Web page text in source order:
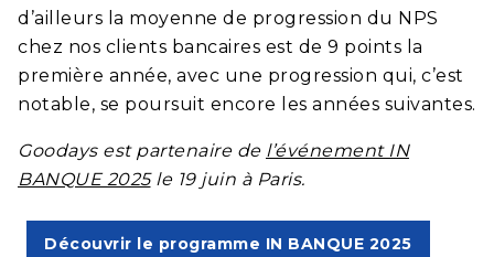
d’ailleurs la moyenne de progression du NPS
chez nos clients bancaires est de 9 points la
première année, avec une progression qui, c’est
notable, se poursuit encore les années suivantes.
Goodays est partenaire de l’événement IN
BANQUE 2025le 19 juin à Paris.
Découvrir le programme IN BANQUE 2025